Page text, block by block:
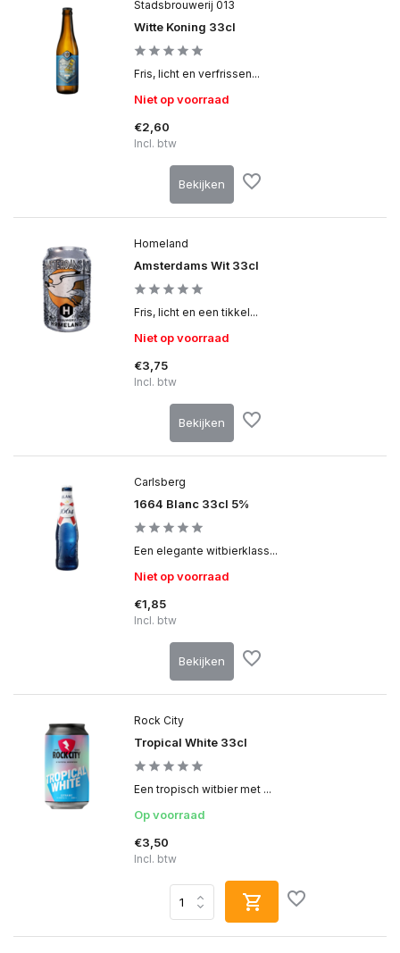
Stadsbrouwerij 013
Witte Koning 33cl
Fris, licht en verfrissen...
Niet op voorraad
€2,60
Incl. btw
Bekijken
Homeland
Amsterdams Wit 33cl
Fris, licht en een tikkel...
Niet op voorraad
€3,75
Incl. btw
Bekijken
Carlsberg
1664 Blanc 33cl 5%
Een elegante witbierklass...
Niet op voorraad
€1,85
Incl. btw
Bekijken
Rock City
Tropical White 33cl
Een tropisch witbier met ...
Op voorraad
€3,50
Incl. btw